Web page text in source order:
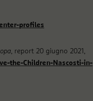
profiles
, report 20 giugno 2021,
the-Children-Nascosti-in-